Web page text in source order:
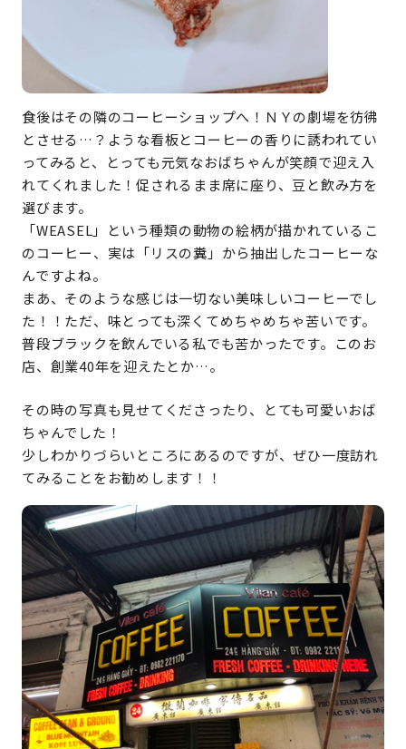
食後はその隣のコーヒーショップへ！ＮＹの劇場を彷彿
とさせる…？ような看板とコーヒーの香りに誘われてい
ってみると、とっても元気なおばちゃんが笑顔で迎え入
れてくれました！促されるまま席に座り、豆と飲み方を
選びます。
「WEASEL」という種類の動物の絵柄が描かれているこ
のコーヒー、実は「リスの糞」から抽出したコーヒーな
んですよね。
まあ、そのような感じは一切ない美味しいコーヒーでし
た！！ただ、味とっても深くてめちゃめちゃ苦いです。
普段ブラックを飲んでいる私でも苦かったです。このお
店、創業40年を迎えたとか…。
その時の写真も見せてくださったり、とても可愛いおば
ちゃんでした！
少しわかりづらいところにあるのですが、ぜひ一度訪れ
てみることをお勧めします！！